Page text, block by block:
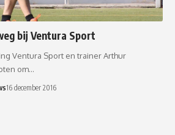
bij Ventura Sport
Ventura Sport en trainer Arthur
om…
16 december 2016